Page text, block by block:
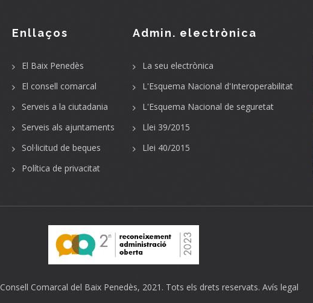
Enllaços
El Baix Penedès
El consell comarcal
Serveis a la ciutadania
Serveis als ajuntaments
Sol·licitud de beques
Política de privacitat
Admin. electrònica
La seu electrònica
L'Esquema Nacional d'Interoperabilitat
L'Esquema Nacional de seguretat
Llei 39/2015
Llei 40/2015
Consell Comarcal del Baix Penedès, 2021. Tots els drets reservats. Avís legal